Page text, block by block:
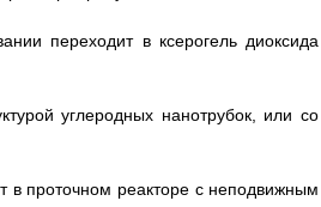
переходит в ксерогель диоксида
углеродных нанотрубок, или со
в проточном реакторе с неподвижным